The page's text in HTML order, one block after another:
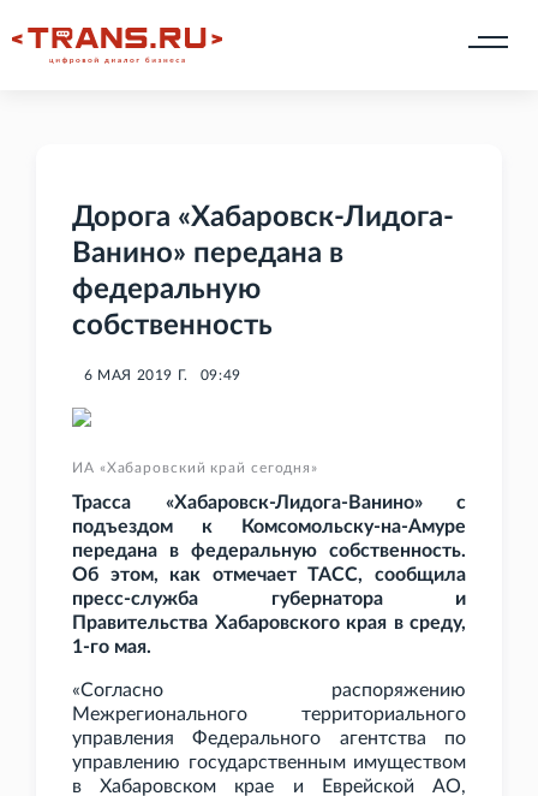
Дорога «Хабаровск-Лидога-
Ванино» передана в
федеральную
собственность
6 МАЯ 2019 Г. 09:49
ИА «Хабаровский край сегодня»
Трасса «Хабаровск-Лидога-Ванино» с
подъездом к Комсомольску-на-Амуре
передана в федеральную собственность.
Об этом, как отмечает ТАСС, сообщила
пресс-служба губернатора и
Правительства Хабаровского края в среду,
1-го мая.
«Согласно распоряжению
Межрегионального территориального
управления Федерального агентства по
управлению государственным имуществом
в Хабаровском крае и Еврейской АО,